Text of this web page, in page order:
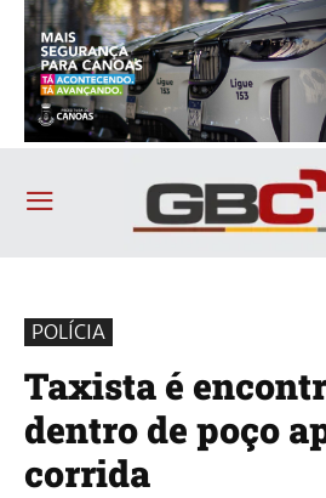
POLÍCIA
Taxista é
dentro de poço
corrida